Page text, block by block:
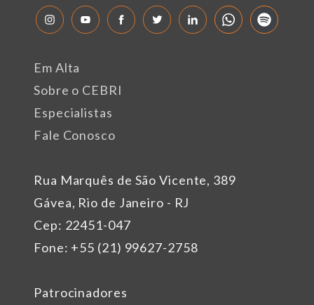
Rua Marquês de São Vicente, 389
Gávea, Rio de Janeiro - RJ
Cep: 22451-047
Fone: +55 (21) 99627-2758
Em Alta
Sobre o CEBRI
Especialistas
Fale Conosco
Patrocinadores